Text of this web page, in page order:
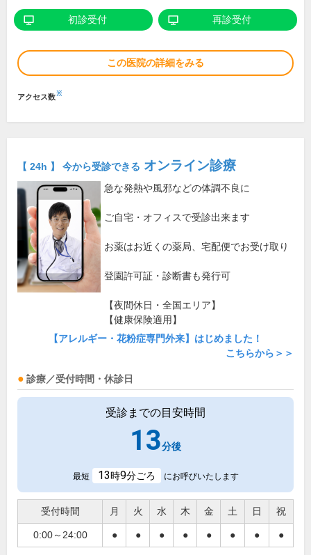
初診受付 再診受付
この医院の詳細をみる
アクセス数※
【 24h 】 今から受診できる オンライン診療
急な発熱や風邪などの体調不良に
ご自宅・オフィスで受診出来ます
お薬はお近くの薬局、宅配便でお受け取り
登園許可証・診断書も発行可
【夜間休日・全国エリア】
【健康保険適用】
【アレルギー・花粉症専門外来】はじめました！
こちらから＞＞
診療／受付時間・休診日
受診までの目安時間
13分後
最短 13時9分ごろ にお呼びいたします
受付時間 月 火 水 木 金 土 日 祝
0:00～24:00 ● ● ● ● ● ● ● ●